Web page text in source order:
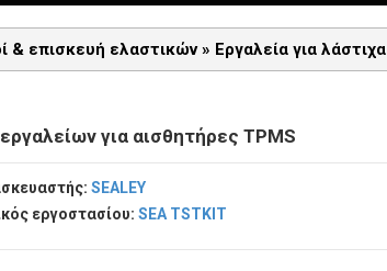
& επισκευή ελαστικών » Εργαλεία για λάστιχα
για αισθητήρες TPMS
SEALEY
εργοστασίου: SEA TSTKIT